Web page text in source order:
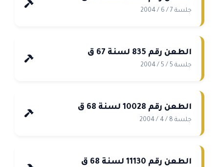
جلسة 7 / 6 / 2004
الطعن رقم 835 لسنة 67 ق
جلسة 5 / 5 / 2004
الطعن رقم 10028 لسنة 68 ق
جلسة 8 / 4 / 2004
الطعن رقم 11130 لسنة 68 ق